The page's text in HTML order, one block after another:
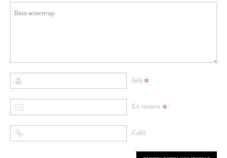
Ім'я *
Ел. пошта *
Сайт